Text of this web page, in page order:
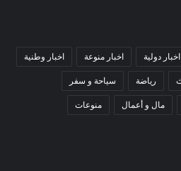
اخبار دولية اخبار منوعة اخبار وطنية
رياضة سياحة و سفر
مال و أعمال منوعات